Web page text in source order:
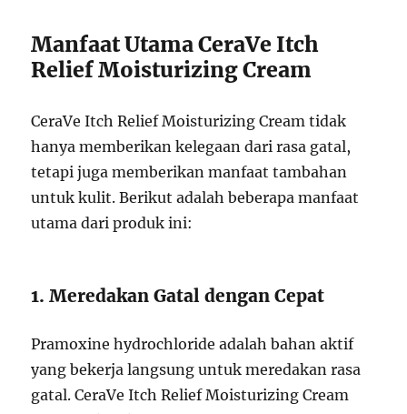
Manfaat Utama CeraVe Itch
Relief Moisturizing Cream
CeraVe Itch Relief Moisturizing Cream tidak
hanya memberikan kelegaan dari rasa gatal,
tetapi juga memberikan manfaat tambahan
untuk kulit. Berikut adalah beberapa manfaat
utama dari produk ini:
1. Meredakan Gatal dengan Cepat
Pramoxine hydrochloride adalah bahan aktif
yang bekerja langsung untuk meredakan rasa
gatal. CeraVe Itch Relief Moisturizing Cream